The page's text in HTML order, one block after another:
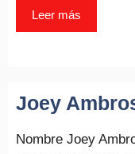
Leer más
Joey
Nombre Joey